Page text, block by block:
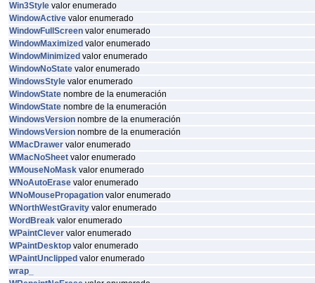
Win3Style valor enumerado
WindowActive valor enumerado
WindowFullScreen valor enumerado
WindowMaximized valor enumerado
WindowMinimized valor enumerado
WindowNoState valor enumerado
WindowsStyle valor enumerado
WindowState nombre de la enumeración
WindowState nombre de la enumeración
WindowsVersion nombre de la enumeración
WindowsVersion nombre de la enumeración
WMacDrawer valor enumerado
WMacNoSheet valor enumerado
WMouseNoMask valor enumerado
WNoAutoErase valor enumerado
WNoMousePropagation valor enumerado
WNorthWestGravity valor enumerado
WordBreak valor enumerado
WPaintClever valor enumerado
WPaintDesktop valor enumerado
WPaintUnclipped valor enumerado
wrap_